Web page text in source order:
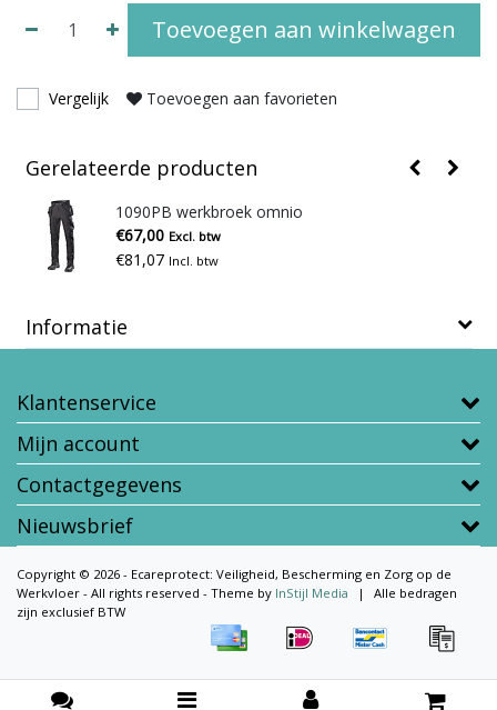
Toevoegen aan winkelwagen
Vergelijk Toevoegen aan favorieten
Gerelateerde producten
1090PB werkbroek omnio
€67,00 Excl. btw
€81,07 Incl. btw
Informatie
Klantenservice
Mijn account
Contactgegevens
Nieuwsbrief
Copyright © 2026 - Ecareprotect: Veiligheid, Bescherming en Zorg op de
Werkvloer - All rights reserved - Theme by InStijl Media |
Alle bedragen
zijn exclusief BTW